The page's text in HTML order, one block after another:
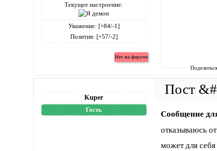
Текущее настроение:
Уважение: [+84/-1]
Позитив: [+57/-2]
Kuper
Гость
Сообщение
отказываюсь
может для